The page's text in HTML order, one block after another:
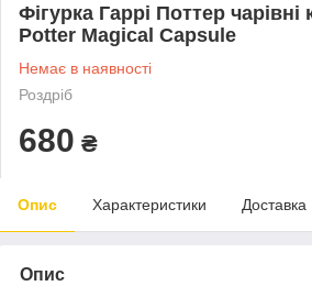
Фігурка Гаррі Поттер
Potter Magical Capsule
Немає в наявності
Роздріб
680 ₴
Опис Характеристики Доставка
Опис